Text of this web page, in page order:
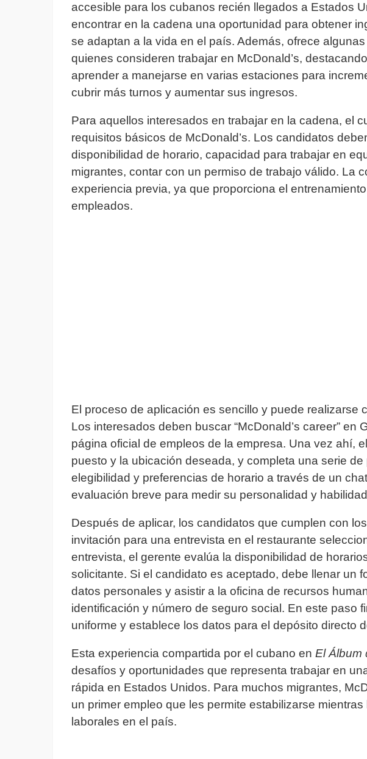
accesible para los cubanos recién llegados a Estados
encontrar en la cadena una oportunidad para obtener
se adaptan a la vida en el país. Además, ofrece
quienes consideren trabajar en McDonald’s,
aprender a manejarse en varias estaciones para
cubrir más turnos y aumentar sus ingresos.
Para aquellos interesados en trabajar en la cadena, el
requisitos básicos de McDonald’s. Los candidatos
disponibilidad de horario, capacidad para trabajar en
migrantes, contar con un permiso de trabajo válido. La
experiencia previa, ya que proporciona el
empleados.
El proceso de aplicación es sencillo y puede realizarse
Los interesados deben buscar “McDonald’s career” en
página oficial de empleos de la empresa. Una vez ahí,
puesto y la ubicación deseada, y completa una serie
elegibilidad y preferencias de horario a través de un
evaluación breve para medir su personalidad y
Después de aplicar, los candidatos que cumplen con
invitación para una entrevista en el restaurante
entrevista, el gerente evalúa la disponibilidad de
solicitante. Si el candidato es aceptado, debe llenar un
datos personales y asistir a la oficina de recursos
identificación y número de seguro social. En este paso
uniforme y establece los datos para el depósito directo
Esta experiencia compartida por el cubano en El Álbum
desafíos y oportunidades que representa trabajar en
rápida en Estados Unidos. Para muchos migrantes,
un primer empleo que les permite estabilizarse
laborales en el país.